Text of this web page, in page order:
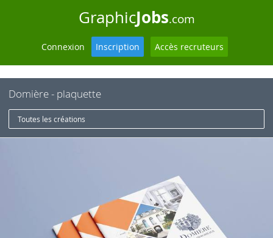
GraphicJobs.com
Connexion Inscription Accès recruteurs
Domière - plaquette
Toutes les créations